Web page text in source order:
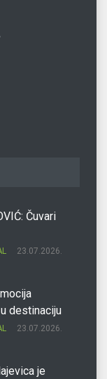
Čuvari
23.07.2026.
destinaciju
23.07.2026.
je